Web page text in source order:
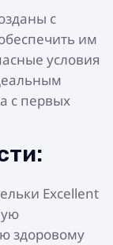
с
им
условия
с первых
Excellent
здоровому